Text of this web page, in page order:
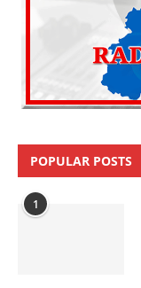
POPULAR POSTS
1